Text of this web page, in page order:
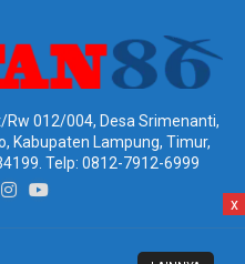
Rw 012/004, Desa Srimenanti,
Kabupaten Lampung, Timur,
Telp: 0812-7912-6999
x